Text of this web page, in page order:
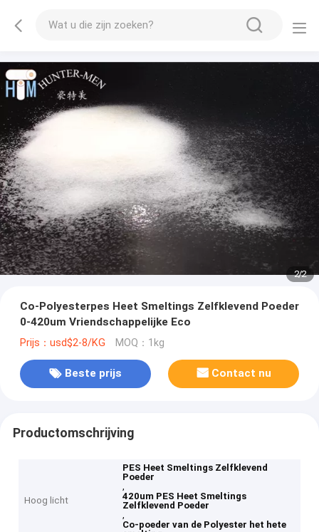
2/2
Co-Polyesterpes Heet Smeltings Zelfklevend Poeder
0-420um Vriendschappelijke Eco
Prijs：usd$2-8/KG MOQ：1kg
Beste prijs Contact nu
Productomschrijving
Hoog licht
PES Heet Smeltings Zelfklevend
Poeder
,
420um PES Heet Smeltings
Zelfklevend Poeder
,
Co-poeder van de Polyester het hete